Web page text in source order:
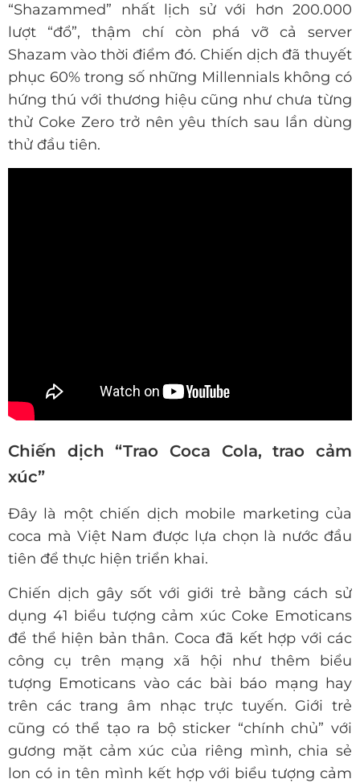
“Shazammed” nhất lịch sử với hơn 200.000
lượt “đổ”, thậm chí còn phá vỡ cả server
Shazam vào thời điểm đó. Chiến dịch đã thuyết
phục 60% trong số những Millennials không có
hứng thú với thương hiệu cũng như chưa từng
thử Coke Zero trở nên yêu thích sau lần dùng
thử đầu tiên.
Chiến dịch “Trao Coca Cola, trao cảm
xúc”
Đây là một chiến dịch mobile marketing của
coca mà Việt Nam được lựa chọn là nước đầu
tiên để thực hiện triển khai.
Chiến dịch gây sốt với giới trẻ bằng cách sử
dụng 41 biểu tượng cảm xúc Coke Emoticans
để thể hiện bản thân. Coca đã kết hợp với các
công cụ trên mạng xã hội như thêm biểu
tượng Emoticans vào các bài báo mạng hay
trên các trang âm nhạc trực tuyến. Giới trẻ
cũng có thể tạo ra bộ sticker “chính chủ” với
gương mặt cảm xúc của riêng mình, chia sẻ
lon có in tên mình kết hợp với biểu tượng cảm